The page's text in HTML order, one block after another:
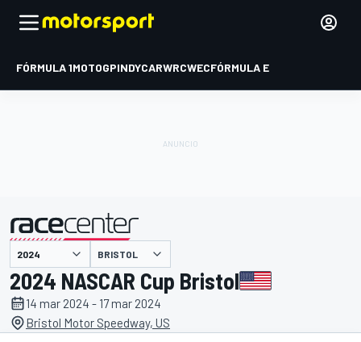
FÓRMULA 1MOTOGPINDYCARWRCWECFÓRMULA E
presentado por BRISTOL
2024 NASCAR Cup Bristol
14 mar 2024 - 17 mar 2024
Bristol Motor Speedway, US